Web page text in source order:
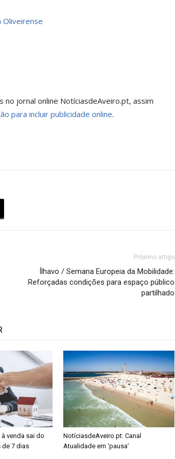
Oliveirense
jornal online NotíciasdeAveiro.pt, assim
para incluir publicidade online.
Próximo artigo
Ílhavo / Semana Europeia da Mobilidade:
Reforçadas condições para espaço público
partilhado
venda sai do
de 7 dias
NotíciasdeAveiro.pt: Canal
Atualidade em ‘pausa’